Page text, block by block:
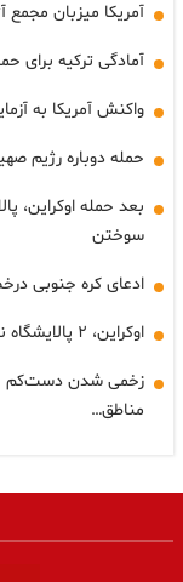
آمریکا میزبان مجمع
آمادگی ترکیه برای
واکنش آمریکا به
حمله دوباره رژیم
بعد حمله اوکراین،
سوختن
ادعای کره جنوبی
اوکراین، ۲ پالایشگاه نفت روسیه را هدف قرارداد
مناطق…